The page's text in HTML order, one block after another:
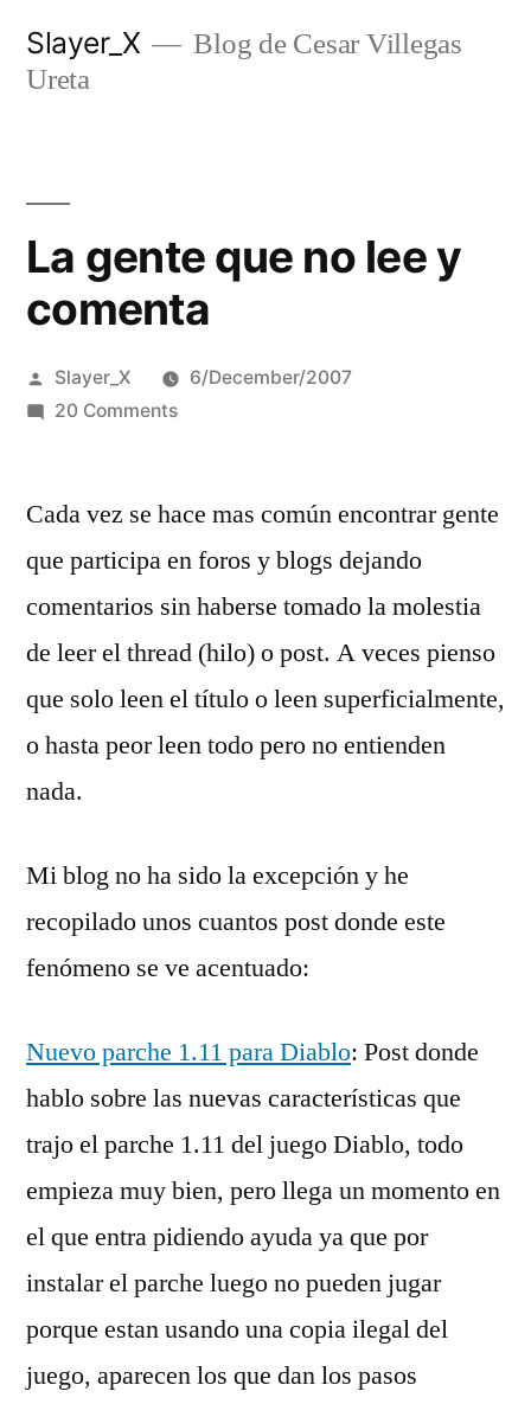
Slayer_X
Blog de Cesar Villegas
Ureta
La gente que no lee y
comenta
Posted
by
Slayer_X
6/December/2007
20 Commentson
que
lee
y
comenta
Cada vez se hace mas común encontrar gente
que participa en foros y blogs dejando
comentarios sin haberse tomado la molestia
de leer el thread (hilo) o post. A veces pienso
que solo leen el título o leen superficialmente,
o hasta peor leen todo pero no entienden
nada.
Mi blog no ha sido la excepción y he
recopilado unos cuantos post donde este
fenómeno se ve acentuado:
Nuevo parche 1.11 para Diablo: Post donde
hablo sobre las nuevas características que
trajo el parche 1.11 del juego Diablo, todo
empieza muy bien, pero llega un momento en
el que entra pidiendo ayuda ya que por
instalar el parche luego no pueden jugar
porque estan usando una copia ilegal del
juego, aparecen los que dan los pasos